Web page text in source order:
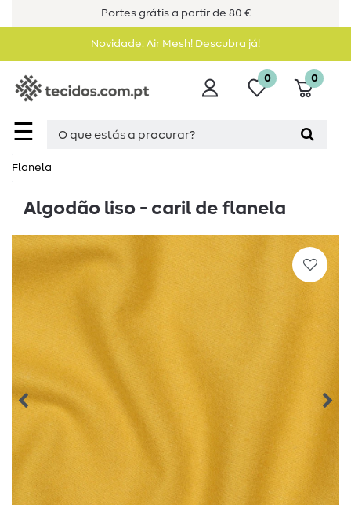
Portes grátis a partir de 80 €
Novidade: Air Mesh! Descubra já!
☰
0 0
Flanela
Algodão liso - caril de flanela